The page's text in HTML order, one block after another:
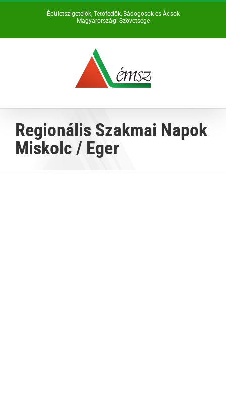
Épületszigetelők, Tetőfedők, Bádogosok és Ácsok
Magyarországi Szövetsége
Regionális Szakmai Napok
Miskolc / Eger